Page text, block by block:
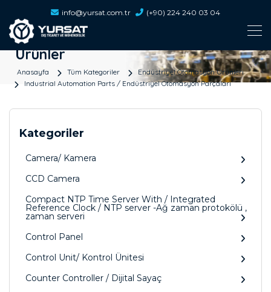
info@yursat.com.tr (+90) 224 240 03 04
Ürünler
Anasayfa Tüm Kategoriler
Endüstriyel Otomasyon Ürünleri
Industrial Automation Parts / Endüstriyel Otomasyon Parçaları
Kategoriler
Camera/ Kamera
CCD Camera
Compact NTP Time Server With / Integrated
Reference Clock / NTP server -Ağ zaman protokölü ,
zaman serveri
Control Panel
Control Unit/ Kontrol Ünitesi
Counter Controller / Dijital Sayaç